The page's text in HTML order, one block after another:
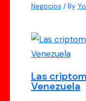
Negocios / By
Las
Venezuela